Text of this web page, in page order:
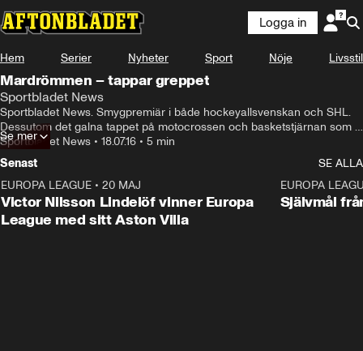
Logga in
Hem Serier Nyheter Sport Nöje Livsstil
Mardrömmen – tappar greppet
Sportbladet News
Sportbladet News. Smygpremiär i både hockeyallsvenskan och SHL.
Dessutom det galna tappet på motocrossen och basketstjärnan som
skrämmer fansen
Sportbladet News • 18.07.16 • 5 min
Se mer
Senast
SE ALLA
EUROPA LEAGUE • 20 MAJ
Victor Nilsson Lindelöf vinner Europa
League med sitt Aston Villa
EUROPA
Självmål